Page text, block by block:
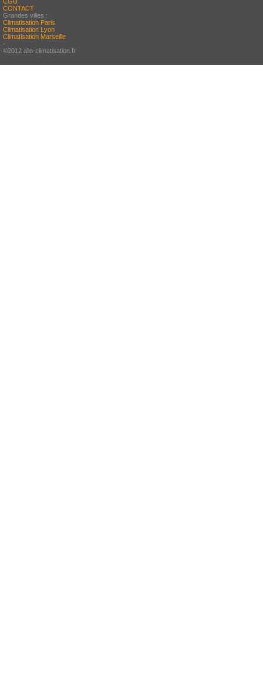
CONTACT
Grandes villes :
Climatisation Paris
Climatisation Lyon
Climatisation Marseille
-
©2012 allo-climatisation.fr